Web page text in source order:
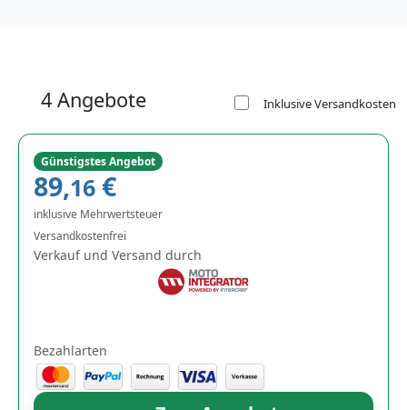
4 Angebote Inklusive Versandkosten
Günstigstes Angebot
89,16 €
inklusive Mehrwertsteuer
Versandkostenfrei
Verkauf und Versand durch
Bezahlarten